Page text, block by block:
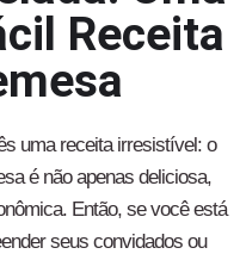
Receita
uma receita irresistível: o
é não apenas deliciosa,
Então, se você está
seus convidados ou